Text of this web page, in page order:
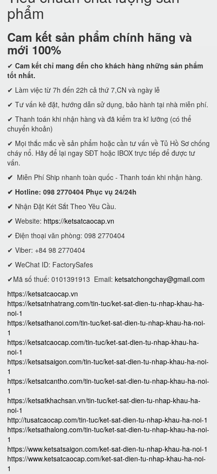
phẩm
Cam kết sản phẩm chính hãng và
mới 100%
✔ Cam kết chỉ mang đến cho khách hàng những sản phẩm
tốt nhất.
✔ Làm việc từ 7h đến 22h cả thứ 7,CN và ngày lễ
✔ Tư vấn kê đặt, hướng dẫn sử dụng, bảo hành tại nhà miễn phí.
✔ Thanh toán khi nhận hàng và đã kiểm tra kĩ lưỡng (có thể
chuyển khoản)
✔ Mọi thắc mắc về sản phẩm hoặc cần tư vấn về Tủ Hồ Sơ chống
cháy nổ. Hãy để lại ngay SĐT hoặc IBOX trực tiếp để được tư
vấn.
✔ Miễn Phí Ship nhanh toàn quốc - Thanh toán khi nhận hàng.
✔ Hotline: 098 2770404 Phục vụ 24/24h
✔ Nhận Đặt Két Sắt Theo Yêu Cầu.
✔ Website: https://ketsatcaocap.vn
✔ Điện thoại văn phòng: 098 2770404
✔ Viber: +84 98 2770404
✔ WeChat ID: FactorySafes
✔Mã số thuế: 0101391913 Email: ketsatchongchay@gmail.com
https://ketsatcaocap.vn
https://ketsatnhatrang.com/tin-tuc/ket-sat-dien-tu-nhap-khau-ha-
noi-1
https://ketsathanoi.com/tin-tuc/ket-sat-dien-tu-nhap-khau-ha-noi-
1
https://ketsatcaocap.com/tin-tuc/ket-sat-dien-tu-nhap-khau-ha-
noi-1
https://ketsatsaigon.com/tin-tuc/ket-sat-dien-tu-nhap-khau-ha-noi-
1
https://ketsatcantho.com/tin-tuc/ket-sat-dien-tu-nhap-khau-ha-noi-
1
https://ketsatkhachsan.vn/tin-tuc/ket-sat-dien-tu-nhap-khau-ha-
noi-1
http://tusatcaocap.com/tin-tuc/ket-sat-dien-tu-nhap-khau-ha-noi-1
https://ketsathalong.com/tin-tuc/ket-sat-dien-tu-nhap-khau-ha-noi-
1
https://www.ketsatsaigon.com/ket-sat-dien-tu-nhap-khau-ha-noi-1
https://www.ketsatcaocap.com/ket-sat-dien-tu-nhap-khau-ha-noi-
1